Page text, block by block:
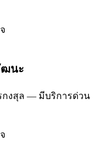
ฒนะ
กงสุล — มีบริการด่วน